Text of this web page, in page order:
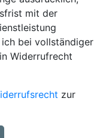
mit der
bei vollständiger
Widerrufrecht
zur